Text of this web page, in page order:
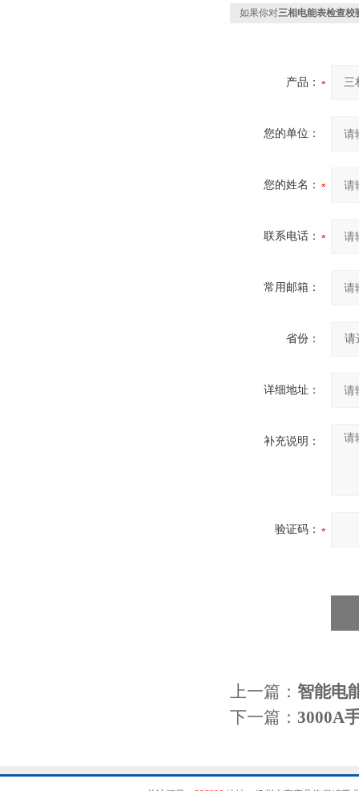
如果你对三相电能表检查校
产品：
您的单位：
您的姓名：
联系电话：
常用邮箱：
省份：
详细地址：
补充说明：
验证码：
上一篇： 智能电
下一篇： 3000A